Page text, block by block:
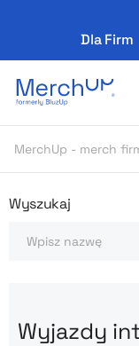
Dla Firm
Odzież
MerchUp - merch
Odzież
Wyszukaj
Wyjazdy